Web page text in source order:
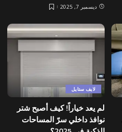
ديسمبر 7, 2025
لايف ستايل
لم يعد خياراً! كيف أصبح شتر
نوافذ داخلي سرّ المساحات